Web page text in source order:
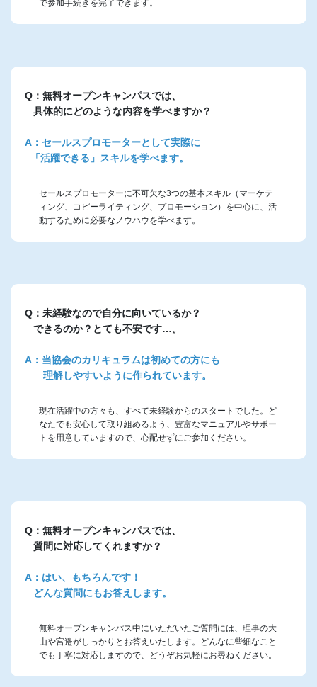
で参加手続きを完了できます。
Q：無料オープンキャンパスでは、
具体的にどのような内容を学べますか？
A：セールスプロモーターとして実際に
「活躍できる」スキルを学べます。
セールスプロモーターに不可欠な3つの基本スキル（マーケテ
ィング、コピーライティング、プロモーション）を中心に、活
動するために必要なノウハウを学べます。
Q：未経験なので自分に向いているか？
できるのか？とても不安です…。
A：当協会のカリキュラムは初めての方にも
理解しやすいように作られています。
現在活躍中の方々も、すべて未経験からのスタートでした。ど
なたでも安心して取り組めるよう、豊富なマニュアルやサポー
トを用意していますので、心配せずにご参加ください。
Q：無料オープンキャンパスでは、
質問に対応してくれますか？
A：はい、もちろんです！
どんな質問にもお答えします。
無料オープンキャンパス中にいただいたご質問には、理事の大
山や宮邉がしっかりとお答えいたします。どんなに些細なこと
でも丁寧に対応しますので、どうぞお気軽にお尋ねください。